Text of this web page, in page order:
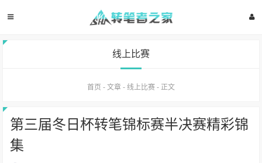
线上比赛
首页 - 文章 - 线上比赛 - 正文
第三届冬日杯转笔锦标赛半决赛精彩锦
集